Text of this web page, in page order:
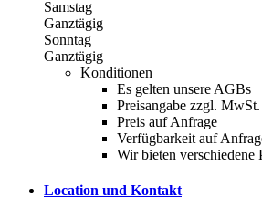
Samstag
Ganztägig
Sonntag
Ganztägig
Konditionen
Es gelten unsere AGBs
Preisangabe zzgl. MwSt.
Preis auf Anfrage
Verfügbarkeit auf
Wir bieten verschiedene
Location und Kontakt